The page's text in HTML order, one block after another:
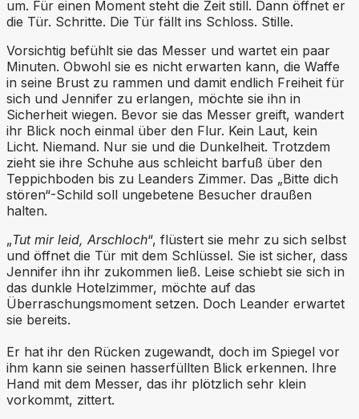
um. Für einen Moment steht die Zeit still. Dann öffnet er
die Tür. Schritte. Die Tür fällt ins Schloss. Stille.
Vorsichtig befühlt sie das Messer und wartet ein paar
Minuten. Obwohl sie es nicht erwarten kann, die Waffe
in seine Brust zu rammen und damit endlich Freiheit für
sich und Jennifer zu erlangen, möchte sie ihn in
Sicherheit wiegen. Bevor sie das Messer greift, wandert
ihr Blick noch einmal über den Flur. Kein Laut, kein
Licht. Niemand. Nur sie und die Dunkelheit. Trotzdem
zieht sie ihre Schuhe aus schleicht barfuß über den
Teppichboden bis zu Leanders Zimmer. Das „Bitte dich
stören“-Schild soll ungebetene Besucher draußen
halten.
„Tut mir leid, Arschloch“, flüstert sie mehr zu sich selbst
und öffnet die Tür mit dem Schlüssel. Sie ist sicher, dass
Jennifer ihn ihr zukommen ließ. Leise schiebt sie sich in
das dunkle Hotelzimmer, möchte auf das
Überraschungsmoment setzen. Doch Leander erwartet
sie bereits.
Er hat ihr den Rücken zugewandt, doch im Spiegel vor
ihm kann sie seinen hasserfüllten Blick erkennen. Ihre
Hand mit dem Messer, das ihr plötzlich sehr klein
vorkommt, zittert.